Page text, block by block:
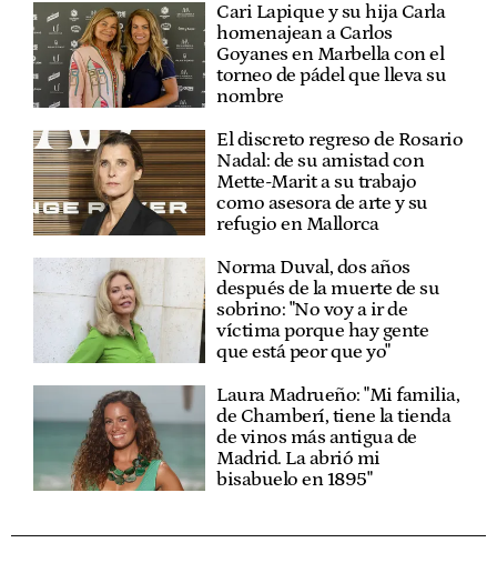
Cari Lapique y su hija Carla
homenajean a Carlos
Goyanes en Marbella con el
torneo de pádel que lleva su
nombre
El discreto regreso de Rosario
Nadal: de su amistad con
Mette-Marit a su trabajo
como asesora de arte y su
refugio en Mallorca
Norma Duval, dos años
después de la muerte de su
sobrino: "No voy a ir de
víctima porque hay gente
que está peor que yo"
Laura Madrueño: "Mi familia,
de Chamberí, tiene la tienda
de vinos más antigua de
Madrid. La abrió mi
bisabuelo en 1895"